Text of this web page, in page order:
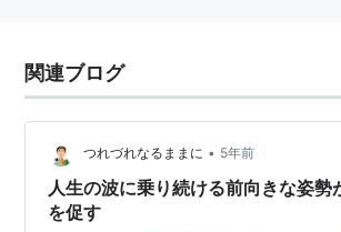
関連ブログ
つれづれなるままに • 5年前
人生の波に乗り続ける前向きな姿勢
を促す